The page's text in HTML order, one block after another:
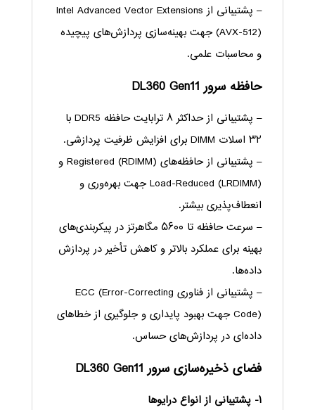
– پشتیبانی از Intel Advanced Vector Extensions
(AVX-512) جهت بهینه‌سازی پردازش‌های پیچیده
و محاسبات علمی.
حافظهسرور DL360 Gen11
– پشتیبانی از حداکثر ۸ ترابایت حافظه DDR5 با
۳۲ اسلات DIMM برای افزایش ظرفیت پردازشی.
– پشتیبانی از حافظه‌های Registered (RDIMM) و
Load-Reduced (LRDIMM) جهت بهره‌وری و
انعطاف‌پذیری بیشتر.
– سرعت حافظه تا ۵۶۰۰ مگاهرتز در پیکربندی‌های
بهینه برای عملکرد بالاتر و کاهش تأخیر در پردازش
داده‌ها.
– پشتیبانی از فناوری ECC (Error-Correcting
Code) جهت بهبود پایداری و جلوگیری از خطاهای
داده‌ای در پردازش‌های حساس.
فضای ذخیره‌سازی سرور DL360 Gen11
۱- پشتیبانی از انواع درایوها